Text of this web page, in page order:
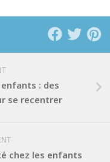
: des
se recentrer
chez les enfants